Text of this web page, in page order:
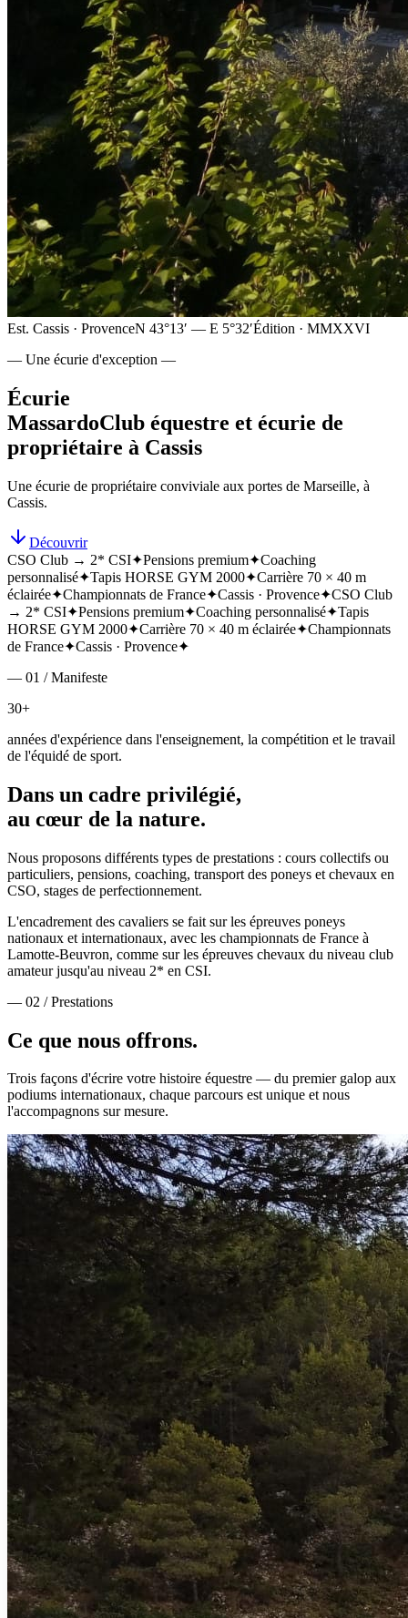
Est. Cassis · ProvenceN 43°13′ — E 5°32′Édition · MMXXVI
— Une écurie d'exception —
Écurie
MassardoClub équestre et écurie de
propriétaire à Cassis
Une écurie de propriétaire conviviale aux portes de Marseille, à
Cassis.
Découvrir
CSO Club → 2* CSI✦Pensions premium✦Coaching
personnalisé✦Tapis HORSE GYM 2000✦Carrière 70 × 40 m
éclairée✦Championnats de France✦Cassis · Provence✦CSO Club
→ 2* CSI✦Pensions premium✦Coaching personnalisé✦Tapis
HORSE GYM 2000✦Carrière 70 × 40 m éclairée✦Championnats
de France✦Cassis · Provence✦
— 01 / Manifeste
30+
années d'expérience dans l'enseignement, la compétition et le travail
de l'équidé de sport.
Dans un cadre privilégié,
au cœur de la nature.
Nous proposons différents types de prestations : cours collectifs ou
particuliers, pensions, coaching, transport des poneys et chevaux en
CSO, stages de perfectionnement.
L'encadrement des cavaliers se fait sur les épreuves poneys
nationaux et internationaux, avec les championnats de France à
Lamotte-Beuvron, comme sur les épreuves chevaux du niveau club
amateur jusqu'au niveau 2* en CSI.
— 02 / Prestations
Ce que nous offrons.
Trois façons d'écrire votre histoire équestre — du premier galop aux
podiums internationaux, chaque parcours est unique et nous
l'accompagnons sur mesure.